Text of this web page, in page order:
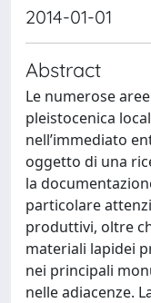
2014-01-01
Abstract
Le numerose
pleistocenica
nell’immediato
oggetto di una
la
particolare
produttivi, oltre
materiali lapidei
nei principali
nelle adiacenze.